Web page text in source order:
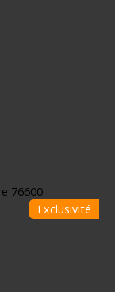
VENDRE
Exclusivité